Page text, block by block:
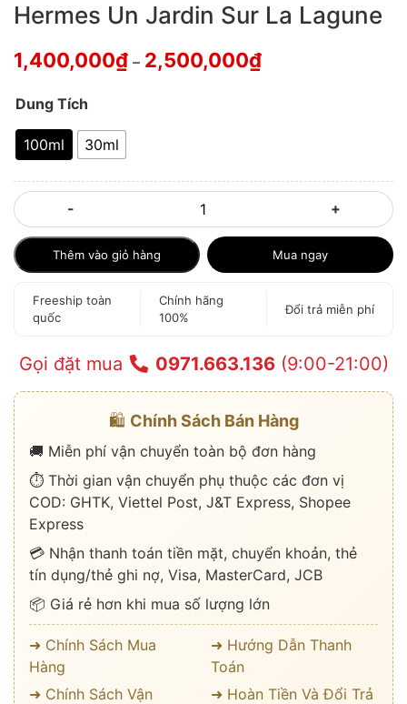
Hermes Un Jardin Sur La Lagune
1,400,000₫ – 2,500,000₫
Dung Tích
100ml 30ml
- +
Thêm vào giỏ hàng Mua ngay
Freeship toàn
quốc
Chính hãng
100%
Đổi trả miễn phí
Gọi đặt mua 0971.663.136(9:00-21:00)
🛍️ Chính Sách Bán Hàng
🚚 Miễn phí vận chuyển toàn bộ đơn hàng
⏱️ Thời gian vận chuyển phụ thuộc các đơn vị
COD: GHTK, Viettel Post, J&T Express, Shopee
Express
💳 Nhận thanh toán tiền mặt, chuyển khoản, thẻ
tín dụng/thẻ ghi nợ, Visa, MasterCard, JCB
📦 Giá rẻ hơn khi mua số lượng lớn
➜ Chính Sách Mua
Hàng
➜ Hướng Dẫn Thanh
Toán
➜ Chính Sách Vận
➜ Hoàn Tiền Và Đổi Trả